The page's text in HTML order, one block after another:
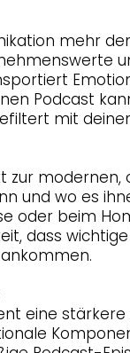
mehr
Podcast
mit
zur
und wo es
oder beim
dass
eine